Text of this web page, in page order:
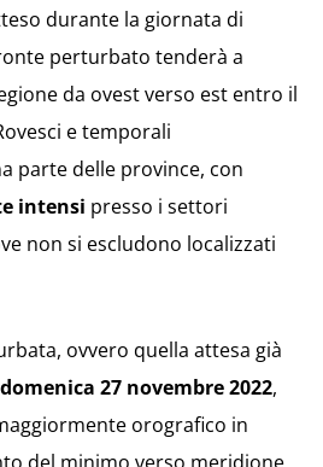
durante la giornata di
perturbato tenderà a
da ovest verso est entro il
e temporali
parte delle province, con
intensi presso i settori
non si escludono localizzati
ovvero quella attesa già
domenica 27 novembre 2022,
orografico in